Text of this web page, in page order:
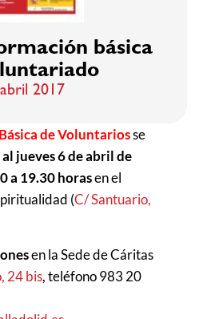
básica
2017
de Voluntariosse
al jueves 6 de abril de
a 19.30 horasen el
(C/ Santuario,
en la Sede de Cáritas
24 bis, teléfono 983 20